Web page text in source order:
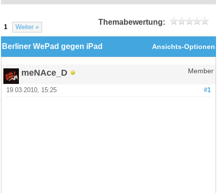
1 Weiter »
Themabewertung:
Ansichts-Optionen
Berliner WePad gegen iPad
meNAce_D Member
#1
19.03.2010, 15:25